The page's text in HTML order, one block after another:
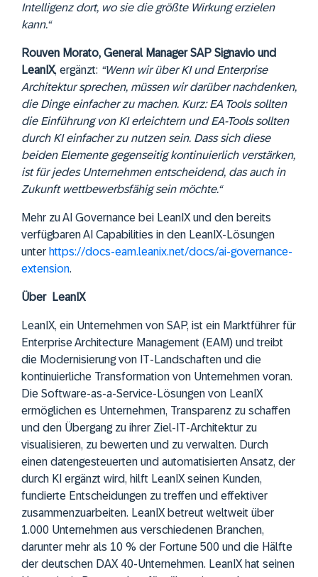
Intelligenz dort, wo sie die größte Wirkung erzielen
kann.“
Rouven Morato, General Manager SAP Signavio und
LeanIX, ergänzt: “Wenn wir über KI und Enterprise
Architektur sprechen, müssen wir darüber nachdenken,
die Dinge einfacher zu machen. Kurz: EA Tools sollten
die Einführung von KI erleichtern und EA-Tools sollten
durch KI einfacher zu nutzen sein. Dass sich diese
beiden Elemente gegenseitig kontinuierlich verstärken,
ist für jedes Unternehmen entscheidend, das auch in
Zukunft wettbewerbsfähig sein möchte.“
Mehr zu AI Governance bei LeanIX und den bereits
verfügbaren AI Capabilities in den LeanIX-Lösungen
unter https://docs-eam.leanix.net/docs/ai-governance-
extension.
Über LeanIX
LeanIX, ein Unternehmen von SAP, ist ein Marktführer für
Enterprise Architecture Management (EAM) und treibt
die Modernisierung von IT-Landschaften und die
kontinuierliche Transformation von Unternehmen voran.
Die Software-as-a-Service-Lösungen von LeanIX
ermöglichen es Unternehmen, Transparenz zu schaffen
und den Übergang zu ihrer Ziel-IT-Architektur zu
visualisieren, zu bewerten und zu verwalten. Durch
einen datengesteuerten und automatisierten Ansatz, der
durch KI ergänzt wird, hilft LeanIX seinen Kunden,
fundierte Entscheidungen zu treffen und effektiver
zusammenzuarbeiten. LeanIX betreut weltweit über
1.000 Unternehmen aus verschiedenen Branchen,
darunter mehr als 10 % der Fortune 500 und die Hälfte
der deutschen DAX 40-Unternehmen. LeanIX hat seinen